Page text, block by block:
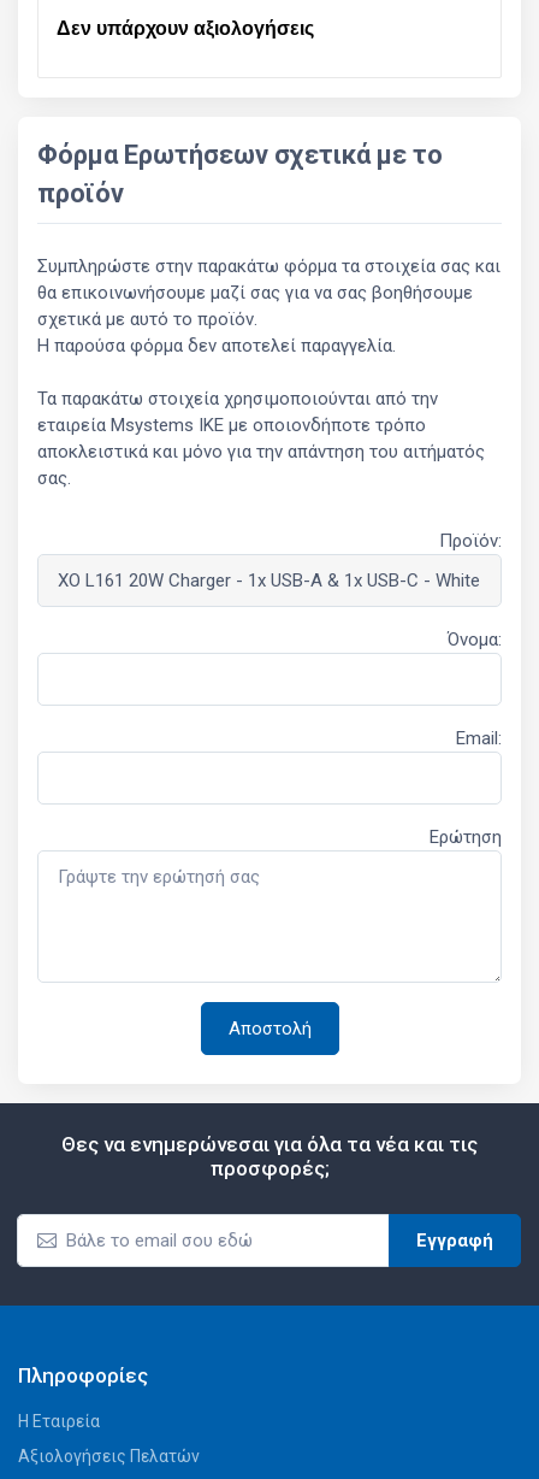
Δεν υπάρχουν αξιολογήσεις
Φόρμα Ερωτήσεων σχετικά με το
προϊόν
Συμπληρώστε στην παρακάτω φόρμα τα στοιχεία σας και
θα επικοινωνήσουμε μαζί σας για να σας βοηθήσουμε
σχετικά με αυτό το προϊόν.
Η παρούσα φόρμα δεν αποτελεί παραγγελία.
Τα παρακάτω στοιχεία χρησιμοποιούνται από την
εταιρεία Msystems ΙΚΕ με οποιονδήποτε τρόπο
αποκλειστικά και μόνο για την απάντηση του αιτήματός
σας.
Προϊόν:
Όνομα:
Email:
Ερώτηση
Θες να ενημερώνεσαι για όλα τα νέα και τις
προσφορές;
Εγγραφή
Πληροφορίες
Η Εταιρεία
Αξιολογήσεις Πελατών